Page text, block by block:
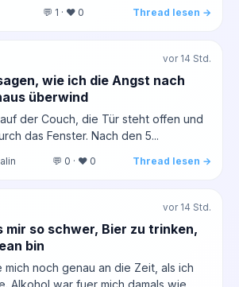
💬 1 · ❤️ 0 Thread lesen →
vor 14 Std.
wie ich die Angst nach
überwind
der Couch, die Tür steht offen und
das Fenster. Nach den 5...
💬 0 · ❤️ 0 Thread lesen →
vor 14 Std.
mir so schwer, Bier zu trinken,
bin
mich noch genau an die Zeit, als ich
Alkohol war fuer mich damals wie